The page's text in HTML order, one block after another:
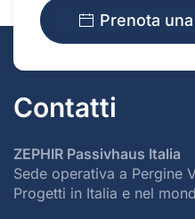
Prenota
Contatti
ZEPHIR Passivhaus Italia
Sede operativa a Pergine
Progetti in Italia e nel